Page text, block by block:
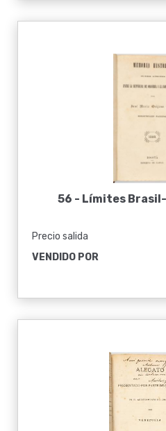
56 - Límites
Precio salida
VENDIDO POR